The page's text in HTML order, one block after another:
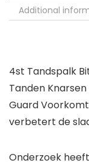
Additional
4st Tandspalk
Tanden
Guard
verbetert de
Onderzoek